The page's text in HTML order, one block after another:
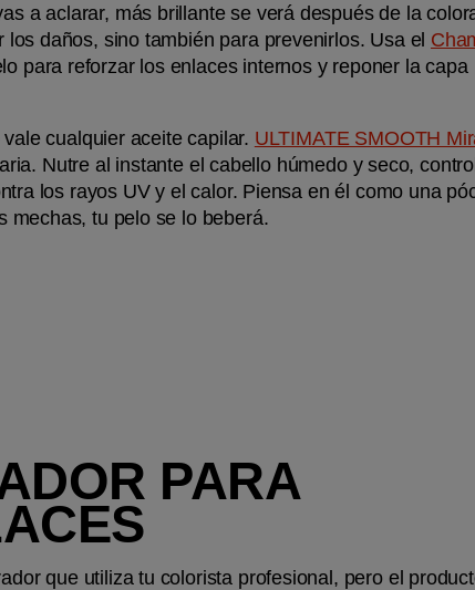
a aclarar, más brillante se verá después de la
daños, sino también para prevenirlos. Usa el
para reforzar los enlaces internos y reponer la capa
cualquier aceite capilar. ULTIMATE SMOOTH
Nutre al instante el cabello húmedo y seco,
los rayos UV y el calor. Piensa en él como una
mechas, tu pelo se lo beberá.
PARA
que utiliza tu colorista profesional, pero el